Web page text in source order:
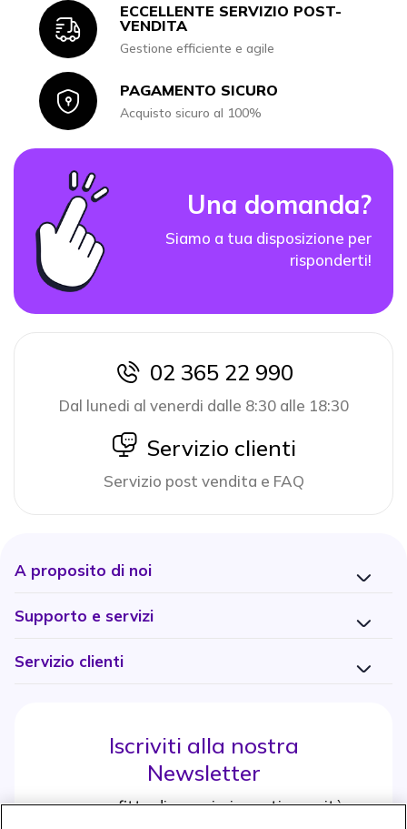
Icon
ECCELLENTE SERVIZIO POST-
VENDITA
Gestione efficiente e agile
IconPAGAMENTO SICURO
Acquisto sicuro al 100%
Una domanda?
Siamo a tua disposizione per
risponderti!
icon
02 365 22 990
Dal lunedi al venerdi dalle 8:30 alle 18:30
icon
Servizio clienti
Servizio post vendita e FAQ
A proposito di noi
Supporto e servizi
Servizio clienti
Iscriviti alla nostra
Newsletter
e approfitta di maggiori sconti e novità